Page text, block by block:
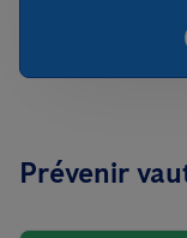
Prévenir